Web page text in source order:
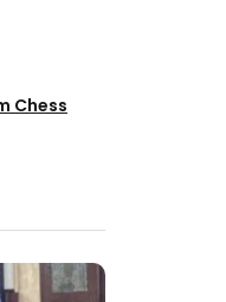
Chess